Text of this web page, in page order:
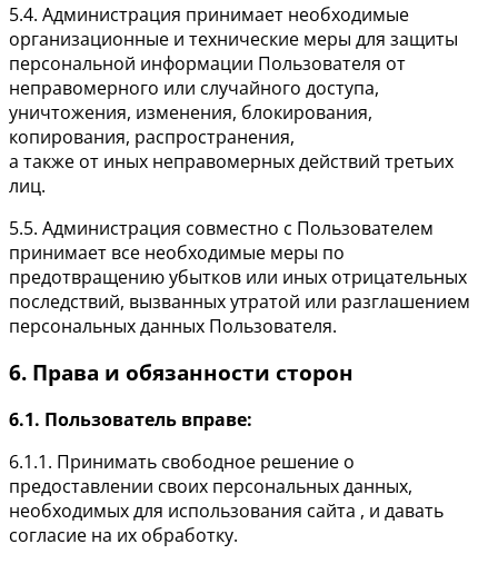
5.4. Администрация принимает необходимые
организационные и технические меры для защиты
персональной информации Пользователя от
неправомерного или случайного доступа,
уничтожения, изменения, блокирования,
копирования, распространения,
а также от иных неправомерных действий третьих
лиц.
5.5. Администрация совместно с Пользователем
принимает все необходимые меры по
предотвращению убытков или иных отрицательных
последствий, вызванных утратой или разглашением
персональных данных Пользователя.
6. Права и обязанности сторон
6.1. Пользователь вправе:
6.1.1. Принимать свободное решение о
предоставлении своих персональных данных,
необходимых для использования сайта , и давать
согласие на их обработку.